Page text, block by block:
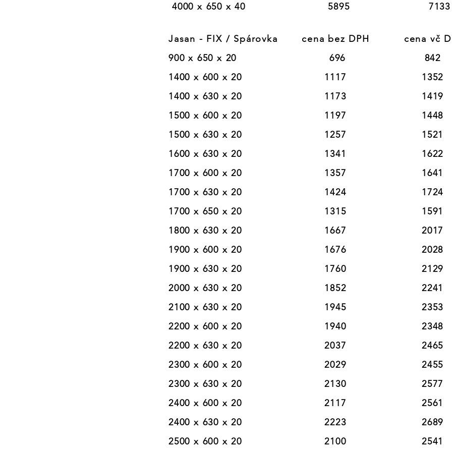
4000 x 650 x 40                        5895                       7133
Jasan - FIX / Spárovka       cena bez DPH          cena vč
900 x 650 x 20                           696                       842
1400 x 600 x 20                        1117                      1352
1400 x 630 x 20                        1173                      1419
1500 x 600 x 20                        1197                      1448
1500 x 630 x 20                        1257                      1521
1600 x 630 x 20                        1341                      1622
1700 x 600 x 20                        1357                      1641
1700 x 630 x 20                        1424                      1724
1700 x 650 x 20                        1315                      1591
1800 x 630 x 20                        1667                      2017
1900 x 600 x 20                        1676                      2028
1900 x 630 x 20                        1760                      2129
2000 x 630 x 20                        1852                      2241
2100 x 630 x 20                        1945                      2353
2200 x 600 x 20                        1940                      2348
2200 x 630 x 20                        2037                      2465
2300 x 600 x 20                        2029                      2455
2300 x 630 x 20                        2130                      2577
2400 x 600 x 20                        2117                      2561
2400 x 630 x 20                        2223                      2689
2500 x 600 x 20                        2100                      2541